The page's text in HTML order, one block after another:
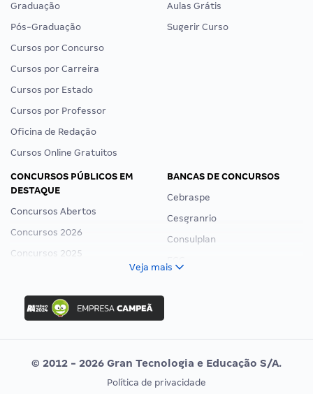
Graduação
Pós-Graduação
Cursos por Concurso
Cursos por Carreira
Cursos por Estado
Cursos por Professor
Oficina de Redação
Cursos Online Gratuitos
Aulas Grátis
Sugerir Curso
CONCURSOS PÚBLICOS EM
DESTAQUE
Concursos Abertos
Concursos 2026
Concursos 2025
Concurso Ibama
Concurso MPU
Editais publicados
BANCAS DE CONCURSOS
Cebraspe
Cesgranrio
Consulplan
Vunesp
CONCURSOS POR PROFISSÃO EXAME DE ORDEM
Veja mais
© 2012 - 2026 Gran Tecnologia e Educação S/A.
Política de privacidade